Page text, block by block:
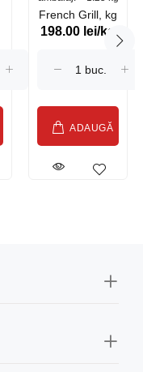
French Grill, kg
198.00 lei/kg
ADAUGĂ